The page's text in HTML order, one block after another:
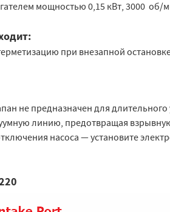
мощностью 0,15 кВт, 3000 об/
при внезапной
не предназначен для
линию, предотвращая
насоса — установите